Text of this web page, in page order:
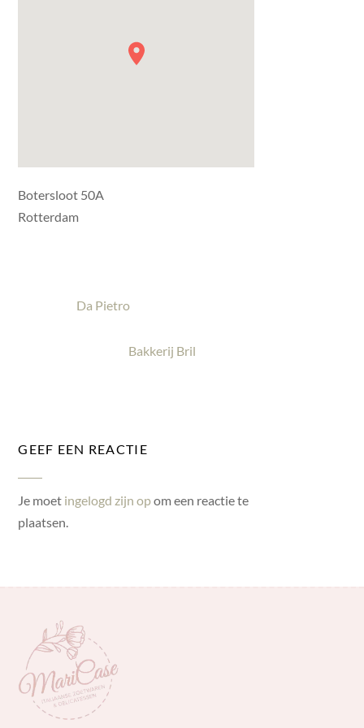
Botersloot 50A
Rotterdam
Da Pietro
Bakkerij Bril
GEEF EEN REACTIE
Je moet ingelogd zijn opom een reactie te
plaatsen.